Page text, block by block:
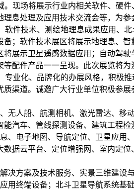
。现场将展示行业内相关软件、硬
息处理及应用技术交流会等，为参
软件技术、测绘地理息成果应用、
；软件技术展区将展示地理息、
展示卫星遥感数据应用；自动驾
配件产品一一呈现。此次展览将为
专业化、品牌化的办展风格，积极
渠道。诚邀广大行业单位积极参展
无人船、航测相机、激光雷达、
汽车、管线探测设备、建筑工程检
、电子地图、导航定位、卫星应用
据云平台、定位增强网、室内定
决方案及技术服务、实景三维建设
用终端设备；北斗卫星导航系统基